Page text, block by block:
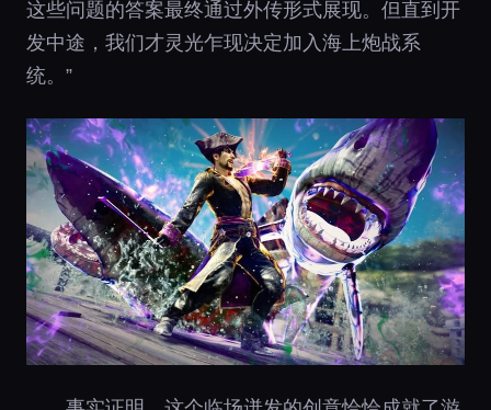
这些问题的答案最终通过外传形式展现。但直到开
发中途，我们才灵光乍现决定加入海上炮战系
统。”